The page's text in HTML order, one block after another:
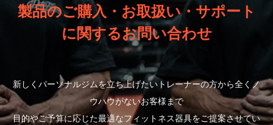
製品のご購入・お取扱い・サポート
に関するお問い合わせ
新しくパーソナルジムを立ち上げたいトレーナーの方から全くノ
ウハウがないお客様まで
目的やご予算に応じた最適なフィットネス器具をご提案させてい